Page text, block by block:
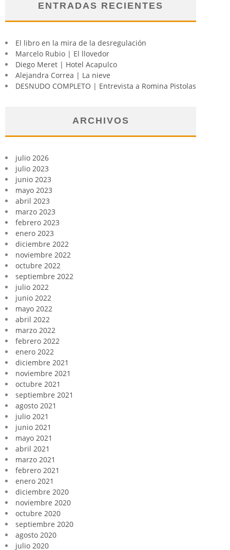
ENTRADAS RECIENTES
El libro en la mira de la desregulación
Marcelo Rubio | El llovedor
Diego Meret | Hotel Acapulco
Alejandra Correa | La nieve
DESNUDO COMPLETO | Entrevista a Romina Pistolas
ARCHIVOS
julio 2026
julio 2023
junio 2023
mayo 2023
abril 2023
marzo 2023
febrero 2023
enero 2023
diciembre 2022
noviembre 2022
octubre 2022
septiembre 2022
julio 2022
junio 2022
mayo 2022
abril 2022
marzo 2022
febrero 2022
enero 2022
diciembre 2021
noviembre 2021
octubre 2021
septiembre 2021
agosto 2021
julio 2021
junio 2021
mayo 2021
abril 2021
marzo 2021
febrero 2021
enero 2021
diciembre 2020
noviembre 2020
octubre 2020
septiembre 2020
agosto 2020
julio 2020